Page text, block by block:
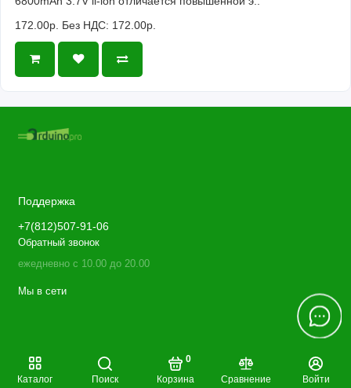
Каталог Поиск Корзина
0
Сравнение
Войти
172.00р. Без НДС: 172.00р.
Поддержка
+7(812)507-91-06
Обратный звонок
ежедневно с 10.00 до 20.00
Мы в сети